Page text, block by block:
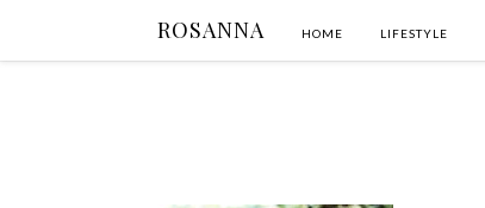
ROSANNA HOME LIFESTYLE